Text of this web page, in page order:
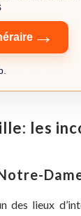
→
les
des lieux